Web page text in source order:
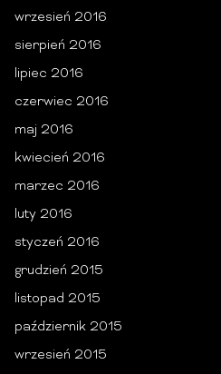
wrzesień 2016
sierpień 2016
lipiec 2016
czerwiec 2016
maj 2016
kwiecień 2016
marzec 2016
luty 2016
styczeń 2016
grudzień 2015
listopad 2015
październik 2015
wrzesień 2015